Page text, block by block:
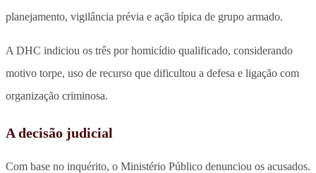
planejamento, vigilância prévia e ação típica de grupo armado.
A DHC indiciou os três por homicídio qualificado, considerando
motivo torpe, uso de recurso que dificultou a defesa e ligação com
organização criminosa.
A decisão judicial
Com base no inquérito, o Ministério Público denunciou os acusados.